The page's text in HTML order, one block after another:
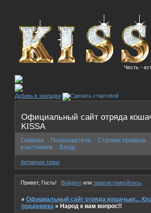
Честь -
Добавь в закладки
Официальный сайт отряда
KISSA
Главная Пользователи Строгие правила
участником
Вход)
Активные темы
Привет, Гость! Войдитеили зарегистрируйтесь.
»Официальный сайт отряда кошачьих...
поддержка »Народ к вам вопрос!!